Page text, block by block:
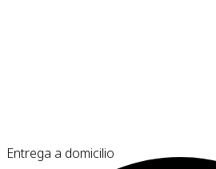
Entrega a domicilio